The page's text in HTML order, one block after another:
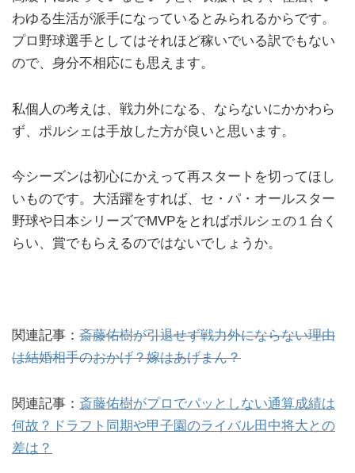
わゆる生活が派手になっているとみられるからです。
プロ野球選手としてはそれほど稼いでいる訳でもない
ので、身分不相応にも思えます。
私個人の考えは、戦力外になる、ならないにかかわら
ず、ポルシェは手放した方が良いと思います。
今シーズンは初心にかえって再スタートを切ってほし
いものです。大活躍をすれば、セ・パ・オールスター
野球や日本シリーズでMVPをとればポルシェの１台く
らい、賞でもらえるのではないでしょうか。
関連記事： 斎藤佑樹が引退せず戦力外にならない理由
は結婚相手のおかげ？嫁はあげまん？
関連記事： 斎藤佑樹がプロでパッとしない通算成績は
何故？ドラフト同期や甲子園のライバル田中将大との
差は？